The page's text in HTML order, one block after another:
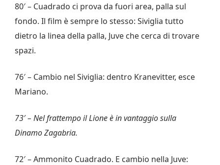
80′ – Cuadrado ci prova da fuori area, palla sul
fondo. Il film è sempre lo stesso: Siviglia tutto
dietro la linea della palla, Juve che cerca di trovare
spazi.
76′ – Cambio nel Siviglia: dentro Kranevitter, esce
Mariano.
73′ – Nel frattempo il Lione è in vantaggio sulla
Dinamo Zagabria.
72′ – Ammonito Cuadrado. E cambio nella Juve: